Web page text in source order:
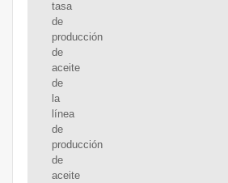
tasa
de
producción
de
aceite
de
la
línea
de
producción
de
aceite